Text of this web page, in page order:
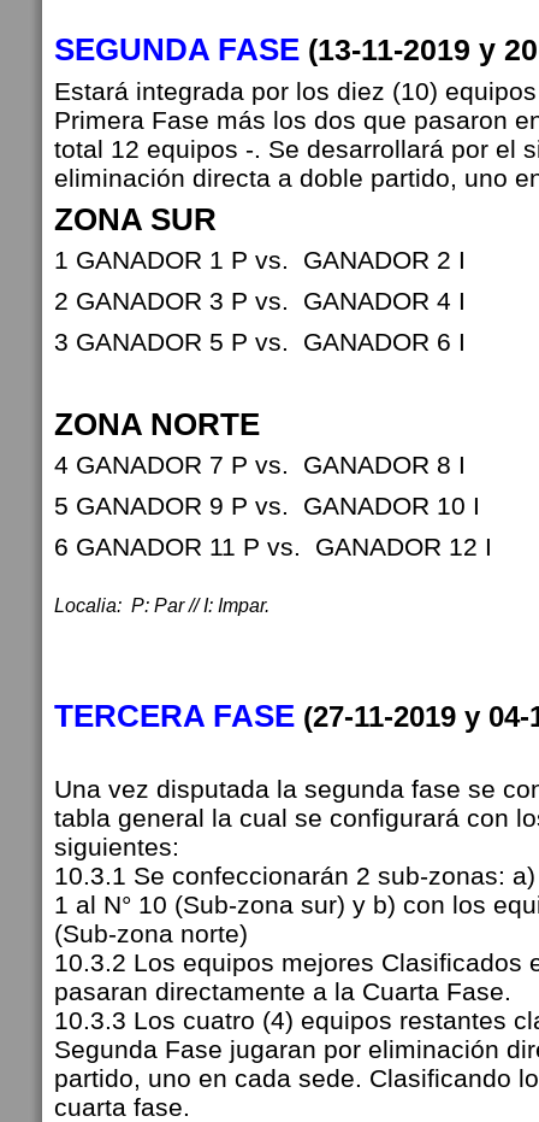
SEGUNDA FASE (13-11-2019 y
Estará integrada por los diez (10)
Primera Fase más los dos que pasaron
total 12 equipos -. Se desarrollará por el
eliminación directa a doble partido, uno
ZONA SUR
1 GANADOR 1 P vs. GANADOR 2 I
2 GANADOR 3 P vs. GANADOR 4 I
3 GANADOR 5 P vs. GANADOR 6 I
ZONA NORTE
4 GANADOR 7 P vs. GANADOR 8 I
5 GANADOR 9 P vs. GANADOR 10 I
6 GANADOR 11 P vs. GANADOR 12 I
Localia: P: Par // I: Impar.
TERCERA FASE (27-11-2019 y
Una vez disputada la segunda fase se
tabla general la cual se configurará con
siguientes:
10.3.1 Se confeccionarán 2 sub-zonas:
1 al N° 10 (Sub-zona sur) y b) con los
(Sub-zona norte)
10.3.2 Los equipos mejores Clasificados
pasaran directamente a la Cuarta Fase.
10.3.3 Los cuatro (4) equipos restantes
Segunda Fase jugaran por eliminación
partido, uno en cada sede. Clasificando
cuarta fase.